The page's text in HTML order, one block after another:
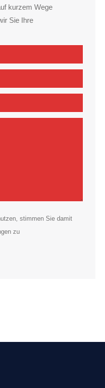
kurzem Wege
Sie Ihre
stimmen Sie damit
zu